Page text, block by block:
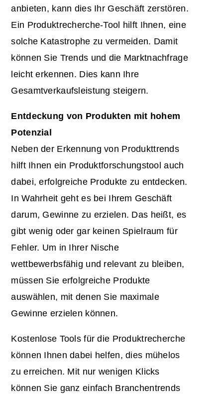
anbieten, kann dies Ihr Geschäft zerstören.
Ein Produktrecherche-Tool hilft Ihnen, eine
solche Katastrophe zu vermeiden. Damit
können Sie Trends und die Marktnachfrage
leicht erkennen. Dies kann Ihre
Gesamtverkaufsleistung steigern.
Entdeckung von Produkten mit hohem
Potenzial
Neben der Erkennung von Produkttrends
hilft Ihnen ein Produktforschungstool auch
dabei, erfolgreiche Produkte zu entdecken.
In Wahrheit geht es bei Ihrem Geschäft
darum, Gewinne zu erzielen. Das heißt, es
gibt wenig oder gar keinen Spielraum für
Fehler. Um in Ihrer Nische
wettbewerbsfähig und relevant zu bleiben,
müssen Sie erfolgreiche Produkte
auswählen, mit denen Sie maximale
Gewinne erzielen können.
Kostenlose Tools für die Produktrecherche
können Ihnen dabei helfen, dies mühelos
zu erreichen. Mit nur wenigen Klicks
können Sie ganz einfach Branchentrends